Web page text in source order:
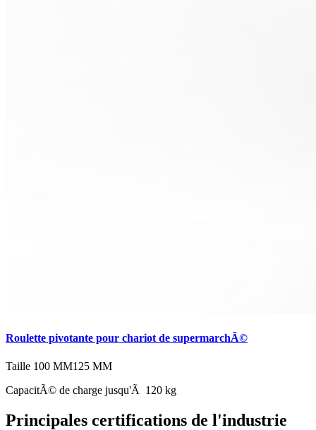
Roulette pivotante pour chariot de supermarchÃ©
Taille 100 MM125 MM
CapacitÃ© de charge jusqu'Ã 120 kg
Principales certifications de l'industrie